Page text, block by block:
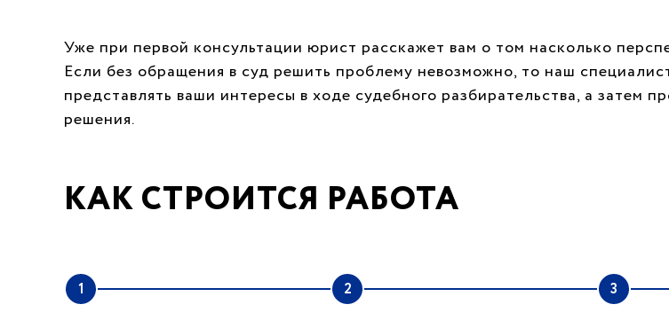
Уже при первой консультации юрист расскажет вам о том насколько
Если без обращения в суд решить проблему невозможно, то наш
представлять ваши интересы в ходе судебного разбирательства, а затем
решения.
КАК СТРОИТСЯ РАБОТА
1 2 3